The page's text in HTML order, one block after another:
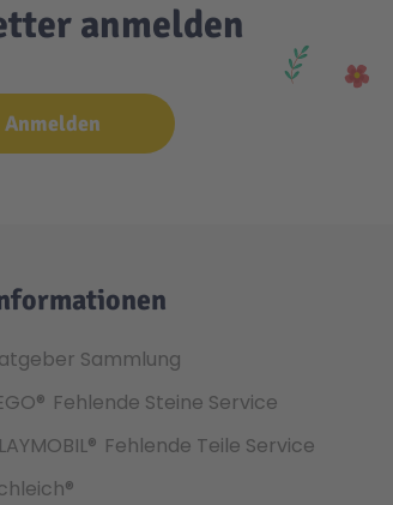
anmelden
Anmelden
Sammlung
Fehlende Steine Service
Fehlende Teile Service